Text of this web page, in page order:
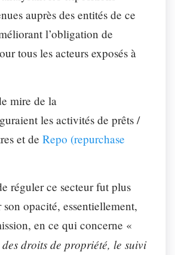
auprès des entités de ce
l’obligation de
tous les acteurs exposés à
mire de la
les activités de prêts /
et de Repo (repurchase
réguler ce secteur fut plus
opacité, essentiellement,
en ce qui concerne «
droits de propriété, le suivi